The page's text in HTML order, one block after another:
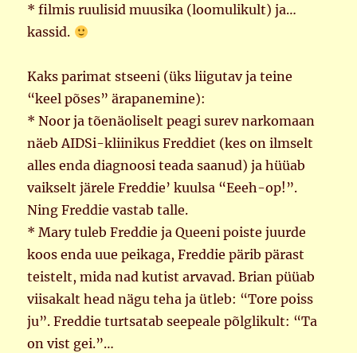
* filmis ruulisid muusika (loomulikult) ja…
kassid.
Kaks parimat stseeni (üks liigutav ja teine
“keel põses” ärapanemine):
* Noor ja tõenäoliselt peagi surev narkomaan
näeb AIDSi-kliinikus Freddiet (kes on ilmselt
alles enda diagnoosi teada saanud) ja hüüab
vaikselt järele Freddie’ kuulsa “Eeeh-op!”.
Ning Freddie vastab talle.
* Mary tuleb Freddie ja Queeni poiste juurde
koos enda uue peikaga, Freddie pärib pärast
teistelt, mida nad kutist arvavad. Brian püüab
viisakalt head nägu teha ja ütleb: “Tore poiss
ju”. Freddie turtsatab seepeale põlglikult: “Ta
on vist gei.”…